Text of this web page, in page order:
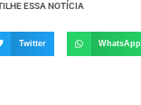
ESSA NOTÍCIA
Twitter WhatsApp